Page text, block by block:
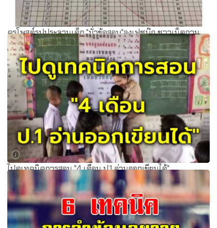
ครูโพสต์รูปประจานเด็ก "มั่วข้อสอบ"ลงเฟซบุ๊ก ชาวเน็ตถาม
เกินไปไหม !!
ไปดูเทคนิคการสอน "4 เดือน ป.1 อ่านออกเขียนได้"